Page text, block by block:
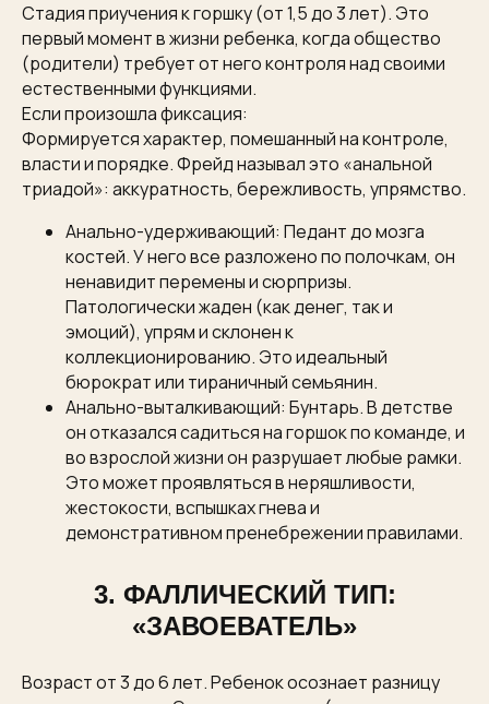
Стадия приучения к горшку (от 1,5 до 3 лет). Это
первый момент в жизни ребенка, когда общество
(родители) требует от него контроля над своими
естественными функциями.
Если произошла фиксация:
Формируется характер, помешанный на контроле,
власти и порядке. Фрейд называл это «анальной
триадой»: аккуратность, бережливость, упрямство.
Анально-удерживающий: Педант до мозга
костей. У него все разложено по полочкам, он
ненавидит перемены и сюрпризы.
Патологически жаден (как денег, так и
эмоций), упрям и склонен к
коллекционированию. Это идеальный
бюрократ или тираничный семьянин.
Анально-выталкивающий: Бунтарь. В детстве
он отказался садиться на горшок по команде, и
во взрослой жизни он разрушает любые рамки.
Это может проявляться в неряшливости,
жестокости, вспышках гнева и
демонстративном пренебрежении правилами.
3. ФАЛЛИЧЕСКИЙ ТИП:
«ЗАВОЕВАТЕЛЬ»
Возраст от 3 до 6 лет. Ребенок осознает разницу